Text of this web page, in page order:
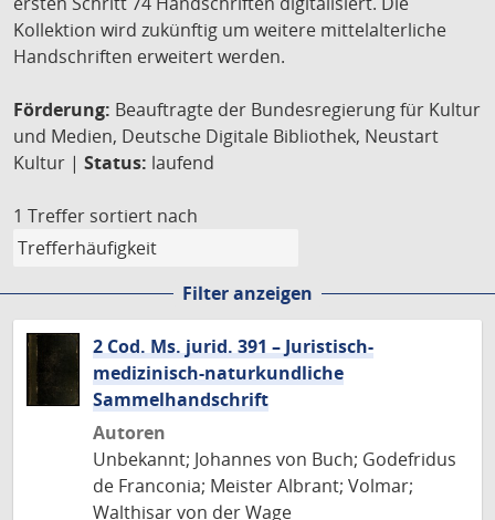
Kollektion wird zukünftig um weitere mittelalterliche
Handschriften erweitert werden.
Förderung: Beauftragte der Bundesregierung für Kultur
und Medien, Deutsche Digitale Bibliothek, Neustart
Kultur | Status: laufend
1 Treffer sortiert nach
Filter anzeigen
2 Cod. Ms. jurid. 391 – Juristisch-
medizinisch-naturkundliche
Sammelhandschrift
Autoren
Unbekannt; Johannes von Buch; Godefridus
de Franconia; Meister Albrant; Volmar;
Walthisar von der Wage